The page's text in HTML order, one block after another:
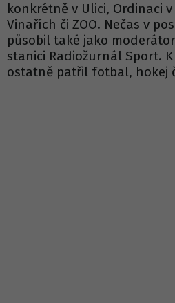
konkrétně v Ulici, Ordinaci
Vinařích či ZOO. Nečas v
působil také jako
stanici Radiožurnál Sport.
ostatně patřil fotbal, hokej